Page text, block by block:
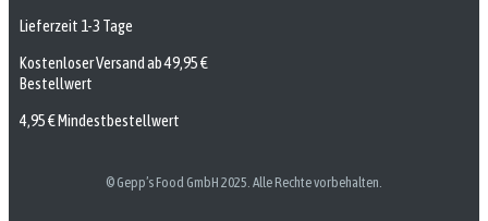
Lieferzeit 1-3 Tage
Kostenloser Versand ab 49,95 €
Bestellwert
4,95 € Mindestbestellwert
© Gepp’s Food GmbH 2025. Alle Rechte vorbehalten.